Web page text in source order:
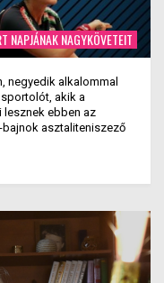
NAPJÁNAK NAGYKÖVETEIT
negyedik alkalommal
akik a
ebben az
bajnok asztaliteniszező